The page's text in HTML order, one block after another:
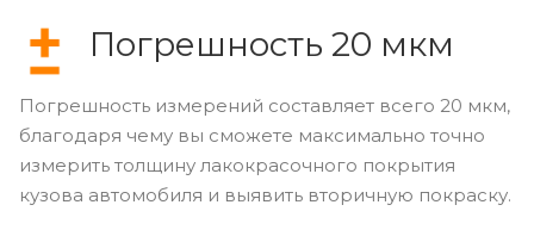
Погрешность 20 мкм
Погрешность измерений составляет всего 20 мкм,
благодаря чему вы сможете максимально точно
измерить толщину лакокрасочного покрытия
кузова автомобиля и выявить вторичную покраску.